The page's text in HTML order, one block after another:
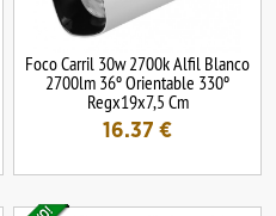
Foco Carril 30w 2700k Alfil Blanco
2700lm 36º Orientable 330º
Regx19x7,5 Cm
16.37 €